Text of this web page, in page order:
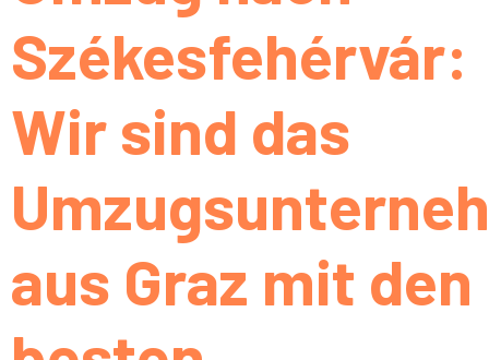
Székesfehérvár:
Wir sind das
aus Graz mit den